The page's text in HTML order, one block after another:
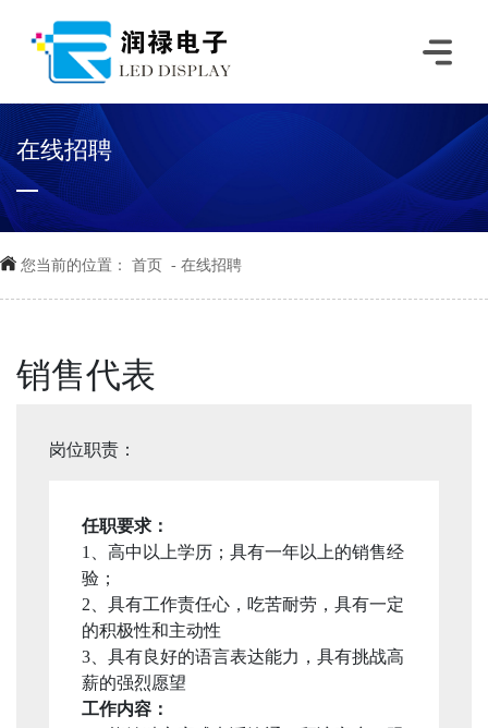
在线招聘
您当前的位置： 首页 - 在线招聘
销售代表
岗位职责：
任职要求：
1、高中以上学历；具有一年以上的销售经
验；
2、具有工作责任心，吃苦耐劳，具有一定
的积极性和主动性
3、具有良好的语言表达能力，具有挑战高
薪的强烈愿望
工作内容：